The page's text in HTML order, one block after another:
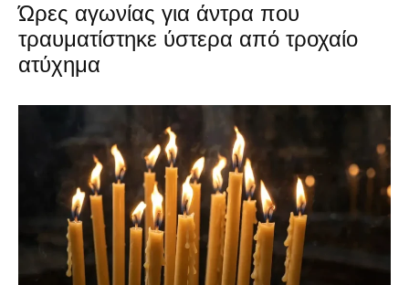
Ώρες αγωνίας για άντρα που
τραυματίστηκε ύστερα από τροχαίο
ατύχημα